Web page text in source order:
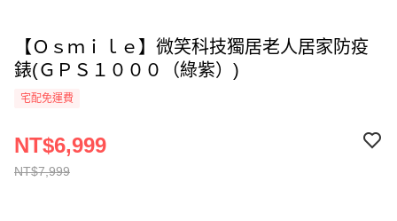
【Ｏｓｍｉｌｅ】微笑科技獨居老人居家防疫
錶(ＧＰＳ１０００（綠紫）)
宅配免運費
NT$7,999
NT$6,999